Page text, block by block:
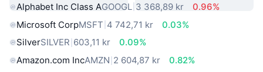
Alphabet Inc Class AGOOGL 3 368,89 kr
0.96%
Microsoft CorpMSFT 4 742,71 kr
0.03%
SilverSILVER 603,11 kr
0.09%
Amazon.com IncAMZN 2 604,87 kr
0.82%